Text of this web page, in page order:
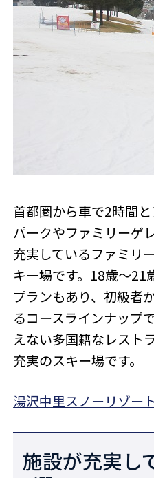
首都圏から車で2時間
パークやファミリーゲ
充実しているファミリ
キー場です。18歳～21
プランもあり、初級者
るコースラインナップ
えない多国籍なレスト
充実のスキー場です。
湯沢中里スノーリゾー
施設が充実し